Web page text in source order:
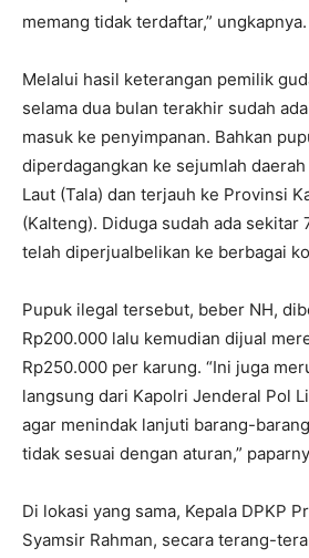
memang tidak terdaftar,” ungkapnya.
Melalui hasil keterangan pemilik
selama dua bulan terakhir sudah
masuk ke penyimpanan. Bahkan
diperdagangkan ke sejumlah
Laut (Tala) dan terjauh ke Provinsi
(Kalteng). Diduga sudah ada sekitar
telah diperjualbelikan ke berbagai
Pupuk ilegal tersebut, beber NH,
Rp200.000 lalu kemudian dijual
Rp250.000 per karung. “Ini juga
langsung dari Kapolri Jenderal Pol
agar menindak lanjuti barang-
tidak sesuai dengan aturan,”
Di lokasi yang sama, Kepala DPKP
Syamsir Rahman, secara terang-